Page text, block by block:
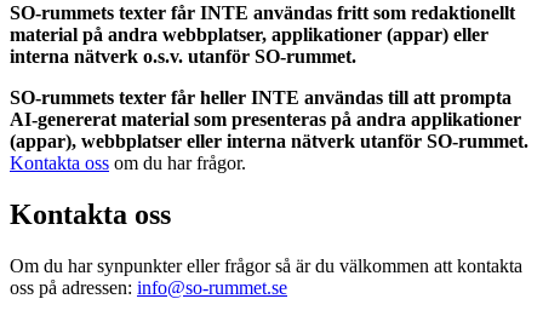
SO-rummets texter får INTE användas fritt som redaktionellt
material på andra webbplatser, applikationer (appar) eller
interna nätverk o.s.v. utanför SO-rummet.
SO-rummets texter får heller INTE användas till att prompta
AI-genererat material som presenteras på andra applikationer
(appar), webbplatser eller interna nätverk utanför SO-rummet.
Kontakta oss om du har frågor.
Kontakta oss
Om du har synpunkter eller frågor så är du välkommen att kontakta
oss på adressen: info@so-rummet.se